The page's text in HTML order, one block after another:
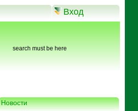
Вход
search must be here
Новости